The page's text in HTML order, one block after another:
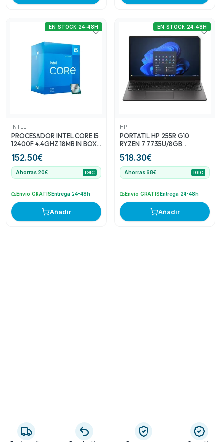
INTEL
PROCESADOR INTEL CORE I5
12400F 4.4GHZ 18MB IN BOX
152.50€
EN STOCK 24-48H
Ahorras 20€ IGIC
Envío GRATIS Entrega 24-48h
Añadir
HP
PORTATIL HP 255R G10
RYZEN 7 7735U/8GB
FHD/USB-C/FREEDOS
518.30€
EN STOCK 24-48H
Ahorras 68€ IGIC
Envío GRATIS Entrega 24-48h
Añadir